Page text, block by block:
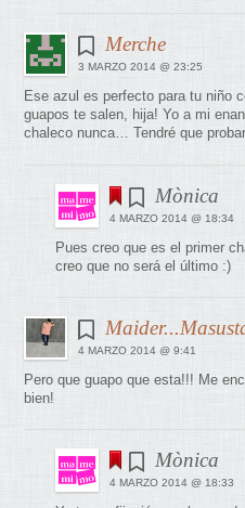
Merche
3 MARZO 2014 @ 23:25
Ese azul es perfecto para tu niño
guapos te salen, hija! Yo a mi
chaleco nunca… Tendré que
Mònica
4 MARZO 2014 @ 18:34
Pues creo que es el primer
creo que no será el último :)
4 MARZO 2014 @ 9:41
Pero que guapo que esta!!! Me
bien!
Mònica
4 MARZO 2014 @ 18:33